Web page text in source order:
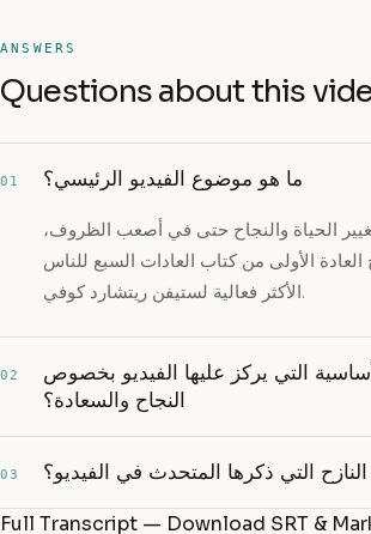
ANSWERS
Questions about this
01 ما هو موضوع الفيديو الرئيسي؟
تغيير الحياة والنجاح حتى في أصعب الظروف،
الأولى من كتاب العادات السبع للناس
الأكثر فعالية لستيفن ريتشارد كوفي.
02
التي يركز عليها الفيديو بخصوص
النجاح والسعادة؟
03 التي ذكرها المتحدث في الفيديو؟
Full Transcript — Download SRT &